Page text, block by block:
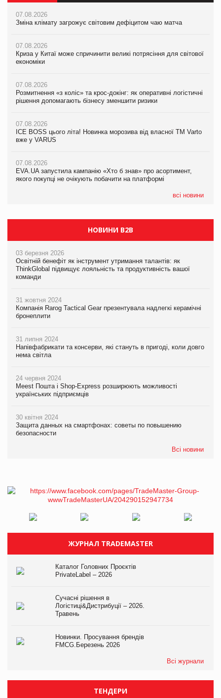
07.08.2026
Зміна клімату загрожує світовим дефіцитом чаю матча
07.08.2026
Криза у Китаї може спричинити великі потрясіння для світової
економіки
07.08.2026
Розмитнення «з коліс» та крос-докінг: як оперативні логістичні
рішення допомагають бізнесу зменшити ризики
07.08.2026
ICE BOSS цього літа! Новинка морозива від власної ТМ Varto
вже у VARUS
07.08.2026
EVA.UA запустила кампанію «Хто б знав» про асортимент,
якого покупці не очікують побачити на платформі
всі новини
07.08.2026
Зміна клімату загрожує світовим дефіцитом чаю матча
07.08.2026
Криза у Китаї може спричинити великі потрясіння для світової
економіки
07.08.2026
Kraft Heinz скоротила збиток у першому півріччі
Продажі Hugo Boss впали на 9%
07.08.2026
Зміна клімату загрожує світовим дефіцитом чаю матча
07.08.2026
Криза у Китаї може спричинити великі потрясіння для світової
економіки
07.08.2026
Kraft Heinz скоротила збиток у першому півріччі
Продажі Hugo Boss впали на 9%
НОВИНИ B2B
03 березня 2026
Освітній бенефіт як інструмент утримання талантів: як
ThinkGlobal підвищує лояльність та продуктивність вашої
команди
31 жовтня 2024
Компанія Rarog Tactical Gear презентувала надлегкі керамічні
бронеплити
31 липня 2024
Напівфабрикати та консерви, які стануть в пригоді, коли довго
нема світла
24 червня 2024
Meest Пошта і Shop-Express розширюють можливості
українських підприємців
30 квітня 2024
Защита данных на смартфонах: советы по повышению
безопасности
Всі новини
ЖУРНАЛ TRADEMASTER
Каталог Головних Проєктів
PrivateLabel – 2026
Сучасні рішення в
Логістиці&Дистрибуції – 2026.
Травень
Новинки. Просування брендів
FMCG.Березень 2026
Всі журнали
ТЕНДЕРИ